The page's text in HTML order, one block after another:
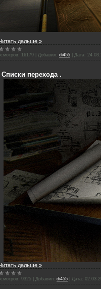
дальше »
16179 Добавил: di455 Дата:
Списки перехода .
дальше »
9325 Добавил: di455 Дата: